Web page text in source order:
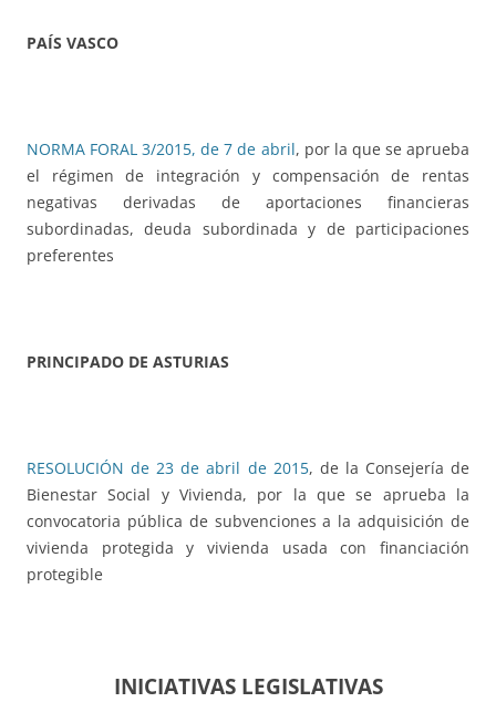
PAÍS VASCO
NORMA FORAL 3/2015, de 7 de abril, por la que se aprueba
el régimen de integración y compensación de rentas
negativas derivadas de aportaciones financieras
subordinadas, deuda subordinada y de participaciones
preferentes
PRINCIPADO DE ASTURIAS
RESOLUCIÓN de 23 de abril de 2015, de la Consejería de
Bienestar Social y Vivienda, por la que se aprueba la
convocatoria pública de subvenciones a la adquisición de
vivienda protegida y vivienda usada con financiación
protegible
INICIATIVAS LEGISLATIVAS